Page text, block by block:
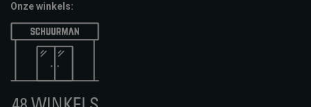
Onze winkels: